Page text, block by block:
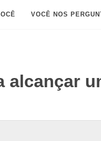
VOCÊ NOS
alcançar